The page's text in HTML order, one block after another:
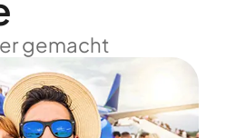
gemacht